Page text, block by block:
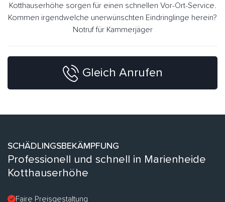
Kotthauserhöhe sorgen für einen schnellen Vor-Ort-Service.
Kommen irgendwelche unerwünschten Eindringlinge herein?
Notruf für Kammerjäger
Gleich Anrufen
SCHÄDLINGSBEKÄMPFUNG
Professionell und schnell in Marienheide
Kotthauserhöhe
Faire Preisgestaltung